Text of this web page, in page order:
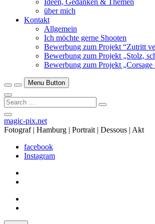
über mich
Kontakt
Allgemein
Ich möchte gerne Shooten
Bewerbung zum Projekt “Zutritt
Bewerbung zum Projekt „Stolz,
Bewerbung zum Projekt
Menu Button
Search
…
Close
Side
Menu
magic-pix.net
Fotograf | Hamburg | Portrait | Dessous | Akt
facebook
Instagram